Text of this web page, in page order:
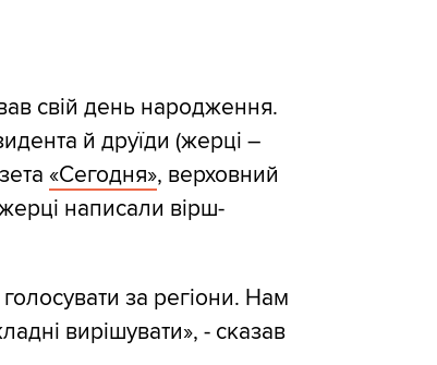
свій день народження.
й друїди (жерці –
«Сегодня», верховний
написали вірш-
за регіони. Нам
вирішувати», - сказав